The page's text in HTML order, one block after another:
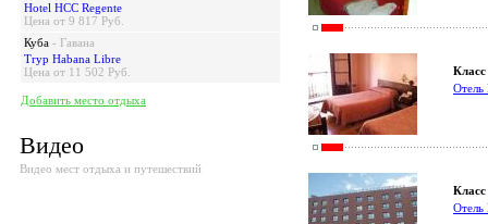
Hotel HCC Regente
Цена от 9 817 Руб.
Куба - Гавана
Tryp Habana Libre
Цена от 11 502 Руб.
Добавить место отдыха
Видео
Видео мест отдыха и путешествий
Отель
Отель